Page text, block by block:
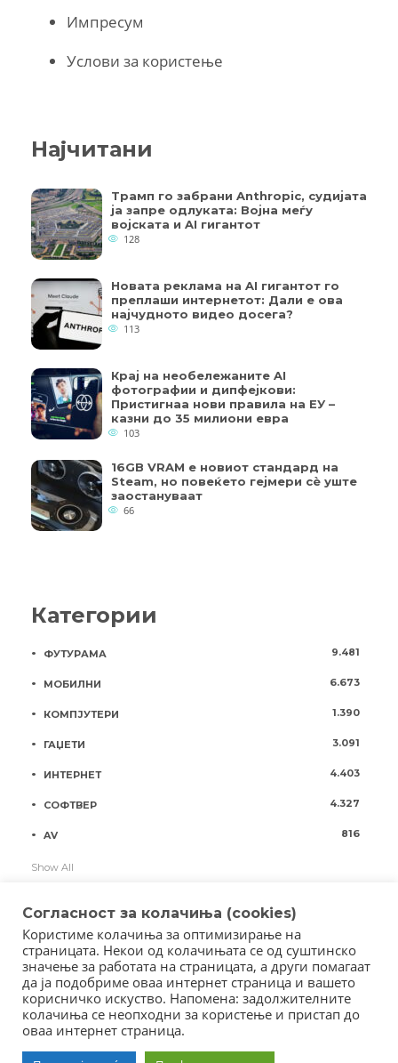
Импресум
Услови за користење
Најчитани
Трамп го забрани Anthropic, судијата
ја запре одлуката: Војна меѓу
војската и AI гигантот
128
Новата реклама на AI гигантот го
преплаши интернетот: Дали е ова
најчудното видео досега?
113
Крај на необележаните AI
фотографии и дипфејкови:
Пристигнаа нови правила на ЕУ –
казни до 35 милиони евра
103
16GB VRAM е новиот стандард на
Steam, но повеќето гејмери ​​сè уште
заостануваат
66
Категории
ФУТУРАМА 9.481
МОБИЛНИ 6.673
КОМПЈУТЕРИ 1.390
ГАЏЕТИ 3.091
ИНТЕРНЕТ 4.403
СОФТВЕР 4.327
AV 816
Show All
Copyright © 2018 - Member of IAB Macedonia
Согласност за колачиња (cookies)
Користиме колачиња за оптимизирање на
страницата. Некои од колачињата се од суштинско
значење за работата на страницата, а други помагаат
да ја подобриме оваа интернет страница и вашето
корисничко искуство. Напомена: задолжителните
колачиња се неопходни за користење и пристап до
оваа интернет страница.